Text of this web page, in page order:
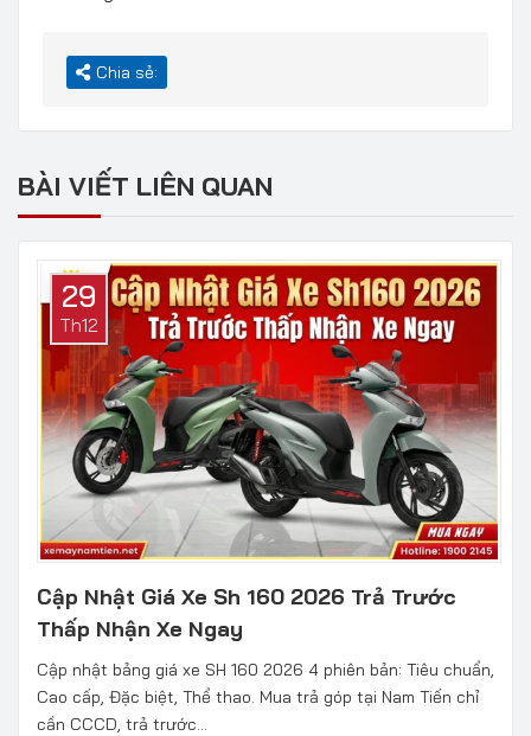
Chia sẻ:
BÀI VIẾT LIÊN QUAN
29
Th12
Cập Nhật Giá Xe Sh 160 2026 Trả Trước
Thấp Nhận Xe Ngay
Cập nhật bảng giá xe SH 160 2026 4 phiên bản: Tiêu chuẩn,
Cao cấp, Đặc biệt, Thể thao. Mua trả góp tại Nam Tiến chỉ
cần CCCD, trả trước...